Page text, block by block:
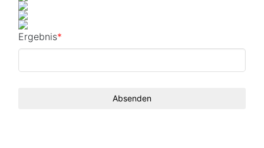
Ergebnis*